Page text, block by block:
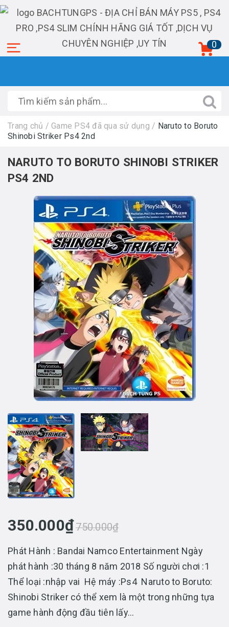
0
Trang chủ / Game PS4 đã qua sử dụng / Naruto to Boruto
Shinobi Striker Ps4 2nd
NARUTO TO BORUTO SHINOBI STRIKER
PS4 2ND
350.000₫750.000₫
Phát Hành : Bandai Namco Entertainment Ngày
phát hành :30 tháng 8 năm 2018 Số người chơi :1
Thể loại :nhập vai Hệ máy :Ps4 Naruto to Boruto:
Shinobi Striker có thể xem là một trong những tựa
game hành động đầu tiên lấy...